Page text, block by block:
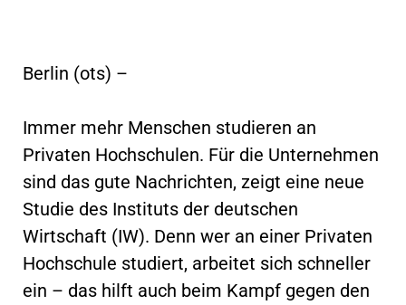
Berlin (ots) –
Immer mehr Menschen studieren an
Privaten Hochschulen. Für die Unternehmen
sind das gute Nachrichten, zeigt eine neue
Studie des Instituts der deutschen
Wirtschaft (IW). Denn wer an einer Privaten
Hochschule studiert, arbeitet sich schneller
ein – das hilft auch beim Kampf gegen den